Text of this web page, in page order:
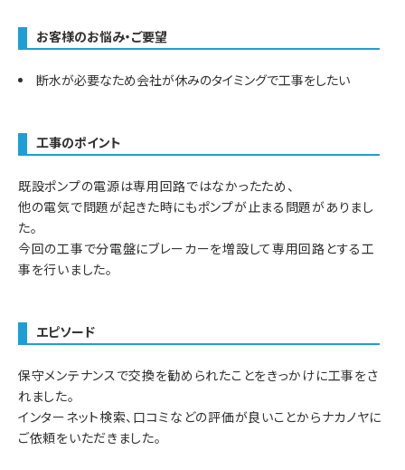
お客様のお悩み・ご要望
断水が必要なため会社が休みのタイミングで工事をしたい
工事のポイント
既設ポンプの電源は専用回路ではなかったため、
他の電気で問題が起きた時にもポンプが止まる問題がありまし
た。
今回の工事で分電盤にブレーカーを増設して専用回路とする工
事を行いました。
エピソード
保守メンテナンスで交換を勧められたことをきっかけに工事をさ
れました。
インターネット検索、口コミなどの評価が良いことからナカノヤに
ご依頼をいただきました。